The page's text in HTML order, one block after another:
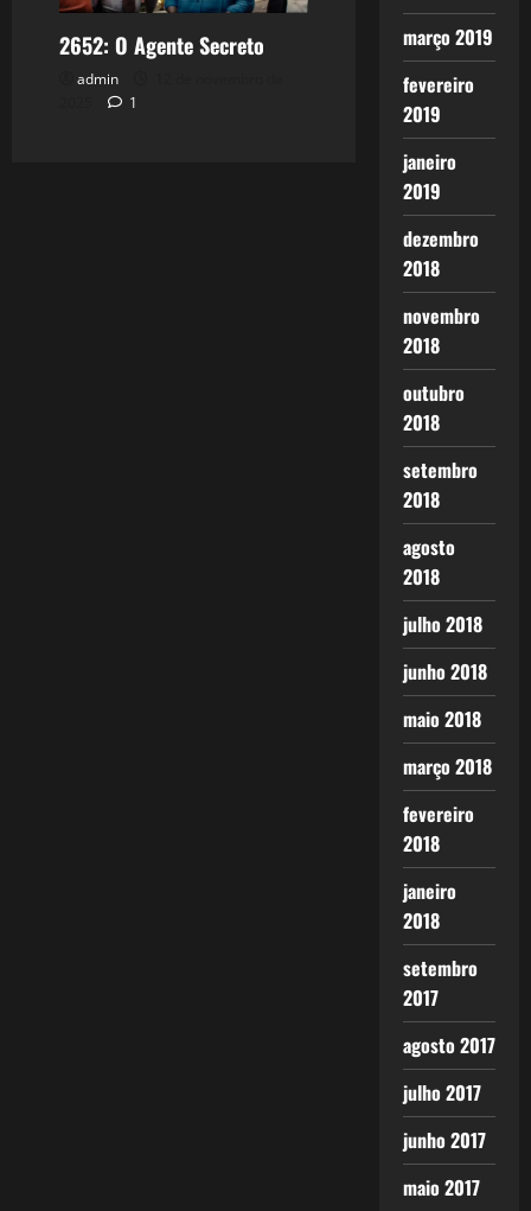
2652: O Agente Secreto
admin
1
março 2019
fevereiro
2019
janeiro
2019
dezembro
2018
novembro
2018
outubro
2018
setembro
2018
agosto
2018
julho 2018
junho 2018
maio 2018
março 2018
fevereiro
2018
janeiro
2018
setembro
2017
agosto 2017
julho 2017
junho 2017
maio 2017